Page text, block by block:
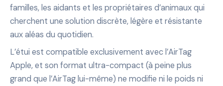
familles, les aidants et les propriétaires d’animaux qui
cherchent une solution discrète, légère et résistante
aux aléas du quotidien.
L’étui est compatible exclusivement avec l’AirTag
Apple, et son format ultra-compact (à peine plus
grand que l’AirTag lui-même) ne modifie ni le poids ni